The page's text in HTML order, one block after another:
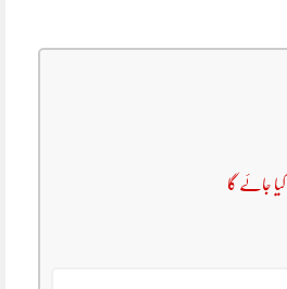
جائے گا